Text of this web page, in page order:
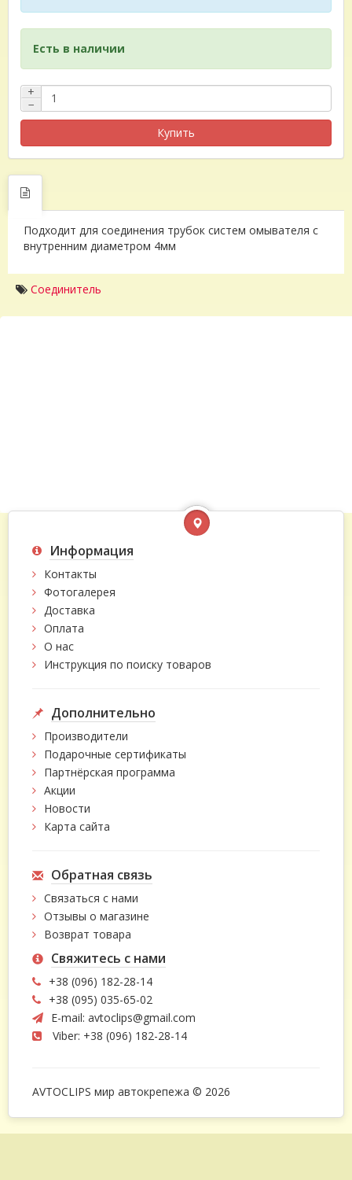
Есть в наличии
+
−
Купить
Подходит для соединения трубок систем омывателя с
внутренним диаметром 4мм
Соединитель
Информация
Контакты
Фотогалерея
Доставка
Оплата
О нас
Инструкция по поиску товаров
Дополнительно
Производители
Подарочные сертификаты
Партнёрская программа
Акции
Новости
Карта сайта
Обратная связь
Связаться с нами
Отзывы о магазине
Возврат товара
Свяжитесь с нами
+38 (096) 182-28-14
+38 (095) 035-65-02
E-mail: avtoclips@gmail.com
Viber: +38 (096) 182-28-14
AVTOCLIPS мир автокрепежа © 2026